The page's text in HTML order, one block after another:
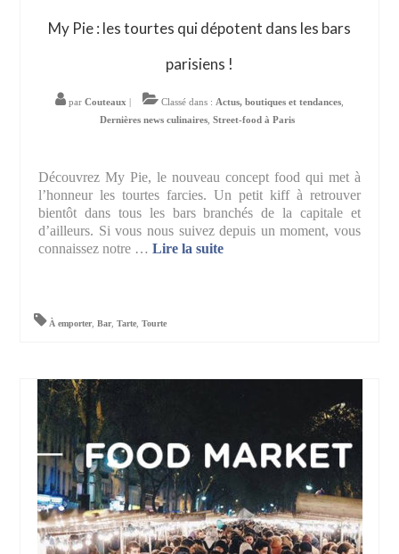
My Pie : les tourtes qui dépotent dans les bars
parisiens !
par Couteaux Classé dans : Actus, boutiques et tendances
Dernières news culinaires Street-food à Paris
Découvrez My Pie, le nouveau concept food qui met à
l’honneur les tourtes farcies. Un petit kiff à retrouver
bientôt dans tous les bars branchés de la capitale et
d’ailleurs. Si vous nous suivez depuis un moment, vous
connaissez notre …Lire la suite­­
À emporter,Bar,Tarte,Tourte